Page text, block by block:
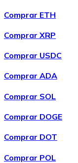
Comprar Chainlink
LINK
Comprar ETH
Comprar XRP
Comprar USDC
Comprar ADA
Comprar SOL
Comprar DOGE
Comprar DOT
Comprar POL